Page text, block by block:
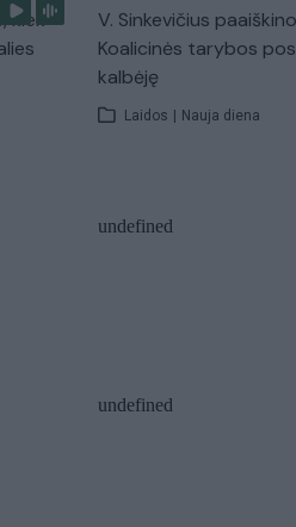
kiek
V. Sinkevičius
Koalicinės tarybos
kalbėję
Laidos | Nauja diena